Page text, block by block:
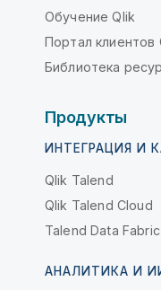
Обучение Qlik
Портал клиентов
Библиотека
Продукты
ИНТЕГРАЦИЯ И
Qlik Talend
Qlik Talend Cloud
Talend Data Fabric
АНАЛИТИКА И